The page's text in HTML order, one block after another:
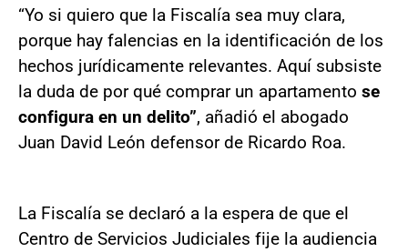
“Yo si quiero que la Fiscalía sea muy clara,
porque hay falencias en la identificación de los
hechos jurídicamente relevantes. Aquí subsiste
la duda de por qué comprar un apartamento se
configura en un delito”, añadió el abogado
Juan David León defensor de Ricardo Roa.
La Fiscalía se declaró a la espera de que el
Centro de Servicios Judiciales fije la audiencia